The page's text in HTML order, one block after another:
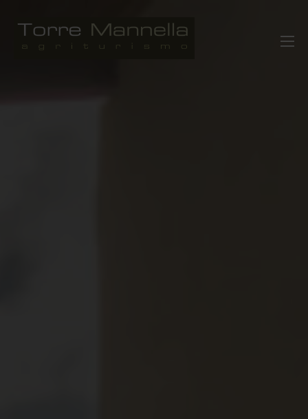
naar
inhoud
Agriturismo Torre Mannella Abruzzo
Italië